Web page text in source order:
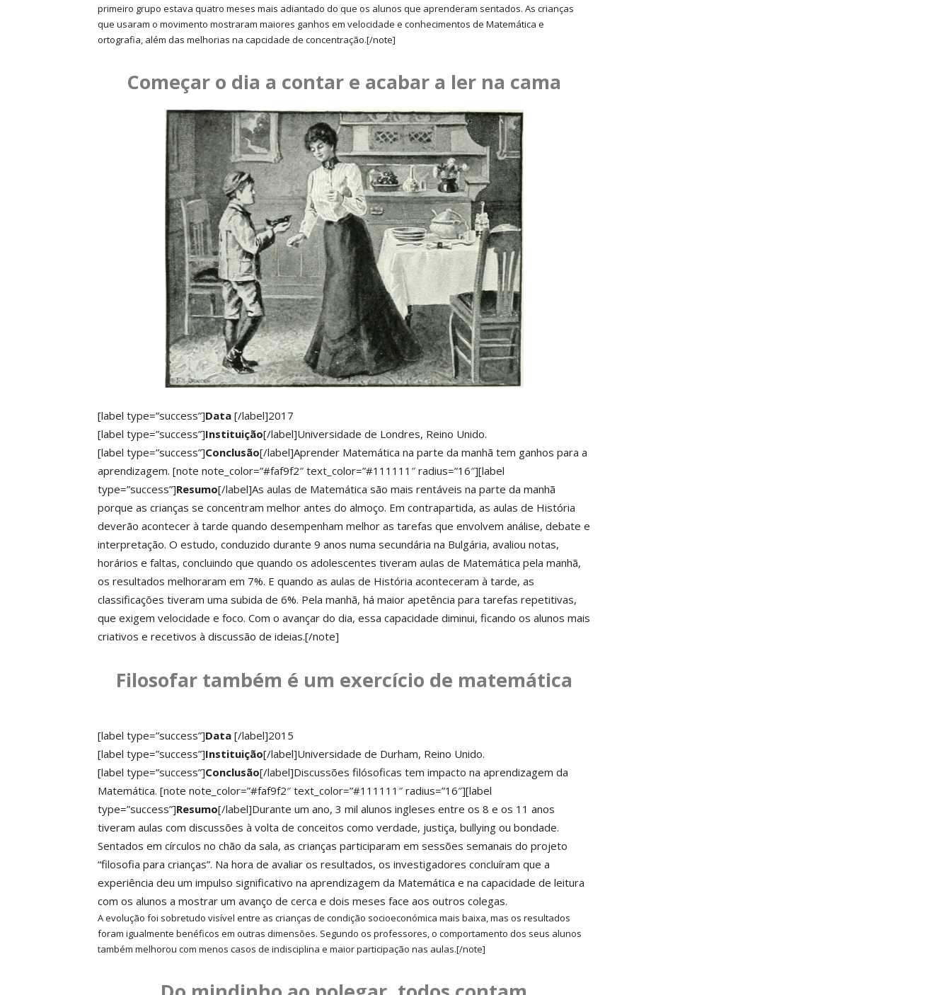
primeiro grupo estava quatro meses mais adiantado do que os alunos que aprenderam sentados. As crianças
que usaram o movimento mostraram maiores ganhos em velocidade e conhecimentos de Matemática e
ortografia, além das melhorias na capcidade de concentração.[/note]
Começar o dia a contar e acabar a ler na cama
[label type=”success”]Data [/label]2017
[label type=”success”]Instituição[/label]Universidade de Londres, Reino Unido.
[label type=”success”]Conclusão[/label]Aprender Matemática na parte da manhã tem ganhos para a
aprendizagem. [note note_color=”#faf9f2″ text_color=”#111111″ radius=”16″][label
type=”success”]Resumo[/label]As aulas de Matemática são mais rentáveis na parte da manhã
porque as crianças se concentram melhor antes do almoço. Em contrapartida, as aulas de História
deverão acontecer à tarde quando desempenham melhor as tarefas que envolvem análise, debate e
interpretação. O estudo, conduzido durante 9 anos numa secundária na Bulgária, avaliou notas,
horários e faltas, concluindo que quando os adolescentes tiveram aulas de Matemática pela manhã,
os resultados melhoraram em 7%. E quando as aulas de História aconteceram à tarde, as
classificações tiveram uma subida de 6%. Pela manhã, há maior apetência para tarefas repetitivas,
que exigem velocidade e foco. Com o avançar do dia, essa capacidade diminui, ficando os alunos mais
criativos e recetivos à discussão de ideias.[/note]
Filosofar também é um exercício de matemática
[label type=”success”]Data [/label]2015
[label type=”success”]Instituição[/label]Universidade de Durham, Reino Unido.
[label type=”success”]Conclusão[/label]Discussões filósoficas tem impacto na aprendizagem da
Matemática. [note note_color=”#faf9f2″ text_color=”#111111″ radius=”16″][label
type=”success”]Resumo[/label]Durante um ano, 3 mil alunos ingleses entre os 8 e os 11 anos
tiveram aulas com discussões à volta de conceitos como verdade, justiça, bullying ou bondade.
Sentados em círculos no chão da sala, as crianças participaram em sessões semanais do projeto
“filosofia para crianças”. Na hora de avaliar os resultados, os investigadores concluíram que a
experiência deu um impulso significativo na aprendizagem da Matemática e na capacidade de leitura
com os alunos a mostrar um avanço de cerca e dois meses face aos outros colegas.
A evolução foi sobretudo visível entre as crianças de condição socioeconómica mais baixa, mas os resultados
foram igualmente benéficos em outras dimensões. Segundo os professores, o comportamento dos seus alunos
também melhorou com menos casos de indisciplina e maior participação nas aulas.[/note]